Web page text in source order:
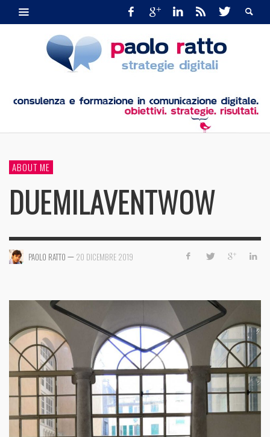
ABOUT ME
DUEMILAVENTWOW
PAOLO RATTO — 20 DICEMBRE 2019